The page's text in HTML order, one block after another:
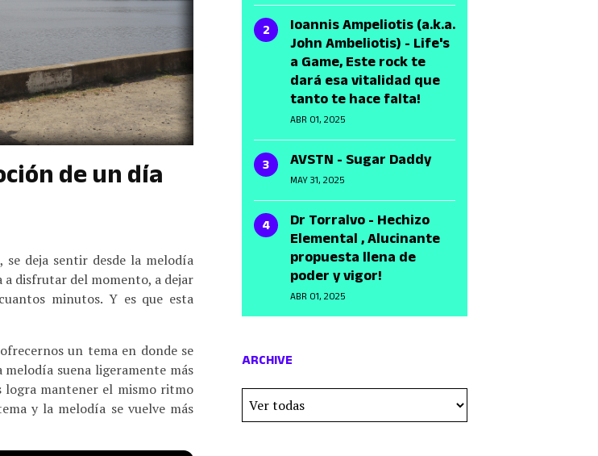
de un día
deja sentir desde la melodía
disfrutar del momento, a dejar
minutos. Y es que esta
un tema en donde se
suena ligeramente más
logra mantener el mismo ritmo
y la melodía se vuelve más
Ioannis Ampeliotis (a.k.a.
John Ambeliotis) - Life's
a Game, Este rock te
dará esa vitalidad que
tanto te hace falta!
ABR 01, 2025
AVSTN - Sugar Daddy
MAY 31, 2025
Dr Torralvo - Hechizo
Elemental , Alucinante
propuesta llena de
poder y vigor!
ABR 01, 2025
ARCHIVE